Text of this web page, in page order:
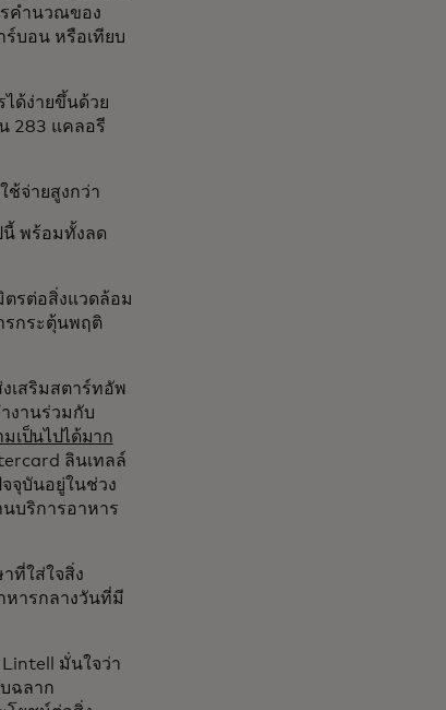
รคำนวณของ
บอน หรือเทียบ
ด้ง่ายขึ้นด้วย
283 แคลอรี
ช้จ่ายสูงกว่า
นี้ พร้อมทั้งลด
รต่อสิ่งแวดล้อม
รกระตุ้นพฤติ
เสริมสตาร์ทอัพ
งานร่วมกับ
เป็นไปได้มาก
ลินเทลล์
จุบันอยู่ในช่วง
บริการอาหาร
ที่ใส่ใจสิ่ง
หารกลางวันที่มี
มั่นใจว่า
ฉลาก